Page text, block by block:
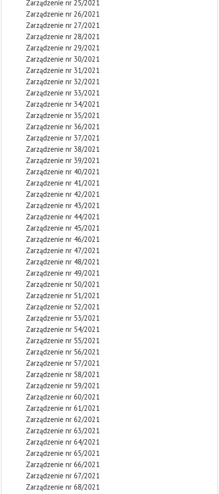
Zarządzenie nr 25/2021
Zarządzenie nr 26/2021
Zarządzenie nr 27/2021
Zarządzenie nr 28/2021
Zarządzenie nr 29/2021
Zarządzenie nr 30/2021
Zarządzenie nr 31/2021
Zarządzenie nr 32/2021
Zarządzenie nr 33/2021
Zarządzenie nr 34/2021
Zarządzenie nr 35/2021
Zarządzenie nr 36/2021
Zarządzenie nr 37/2021
Zarządzenie nr 38/2021
Zarządzenie nr 39/2021
Zarządzenie nr 40/2021
Zarządzenie nr 41/2021
Zarządzenie nr 42/2021
Zarządzenie nr 43/2021
Zarządzenie nr 44/2021
Zarządzenie nr 45/2021
Zarządzenie nr 46/2021
Zarządzenie nr 47/2021
Zarządzenie nr 48/2021
Zarządzenie nr 49/2021
Zarządzenie nr 50/2021
Zarządzenie nr 51/2021
Zarządzenie nr 52/2021
Zarządzenie nr 53/2021
Zarządzenie nr 54/2021
Zarządzenie nr 55/2021
Zarządzenie nr 56/2021
Zarządzenie nr 57/2021
Zarządzenie nr 58/2021
Zarządzenie nr 59/2021
Zarządzenie nr 60/2021
Zarządzenie nr 61/2021
Zarządzenie nr 62/2021
Zarządzenie nr 63/2021
Zarządzenie nr 64/2021
Zarządzenie nr 65/2021
Zarządzenie nr 66/2021
Zarządzenie nr 67/2021
Zarządzenie nr 68/2021